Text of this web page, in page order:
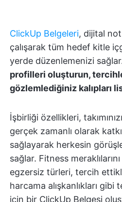
ClickUp Belgeleri, dijital
çalışarak tüm hedef kitle
yerde düzenlemenizi
profilleri oluşturun,
gözlemlediğiniz kalıpları
İşbirliği özellikleri,
gerçek zamanlı olarak
sağlayarak herkesin
sağlar. Fitness
egzersiz türleri, tercih
harcama alışkanlıkları
için bir ClickUp Belgesi